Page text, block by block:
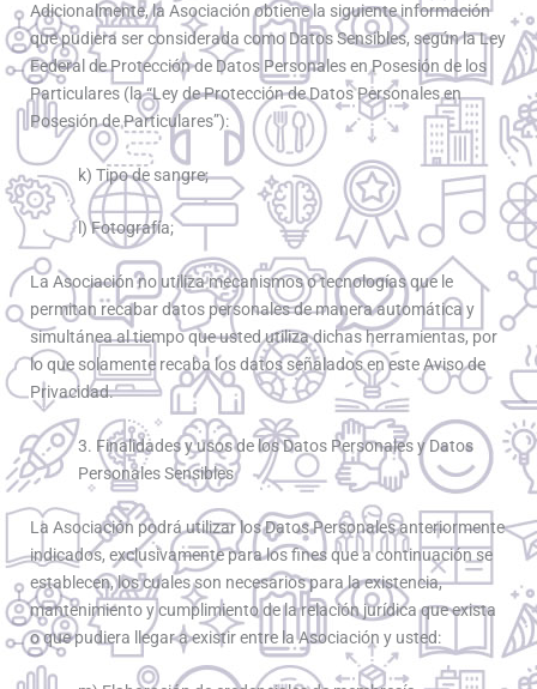
Adicionalmente, la Asociación obtiene la siguiente información
que pudiera ser considerada como Datos Sensibles, según la Ley
Federal de Protección de Datos Personales en Posesión de los
Particulares (la “Ley de Protección de Datos Personales en
Posesión de Particulares”):
k) Tipo de sangre;
l) Fotografía;
La Asociación no utiliza mecanismos o tecnologías que le
permitan recabar datos personales de manera automática y
simultánea al tiempo que usted utiliza dichas herramientas, por
lo que solamente recaba los datos señalados en este Aviso de
Privacidad.
3. Finalidades y usos de los Datos Personales y Datos
Personales Sensibles
La Asociación podrá utilizar los Datos Personales anteriormente
indicados, exclusivamente para los fines que a continuación se
establecen, los cuales son necesarios para la existencia,
mantenimiento y cumplimiento de la relación jurídica que exista
o que pudiera llegar a existir entre la Asociación y usted: